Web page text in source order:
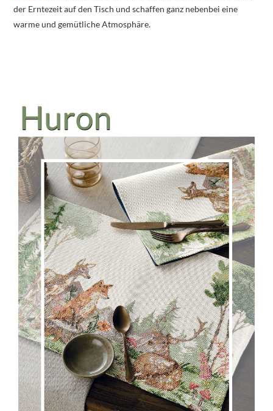
der Erntezeit auf den Tisch und schaffen ganz nebenbei eine
warme und gemütliche Atmosphäre.